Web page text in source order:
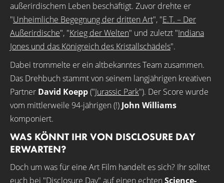
außerirdischem Leben beschäftigt. Zuvor drehte er
"Unheimliche Begegnung der dritten Art", "E.T. – Der
Außerirdische", "Krieg der Welten" und zuletzt "Indiana
Jones und das Königreich des Kristallschädels".
Dabei trommelte er ein altbekanntes Team zusammen.
Das Drehbuch stammt von seinem langjährigen kreativen
Partner David Koepp("Jurassic Park"). Der Score wurde
vom mittlerweile 94-jährigen (!) John Williams
komponiert.
WAS KÖNNT IHR VON DISCLOSURE DAY
ERWARTEN?
Doch um was für eine Art Film handelt es sich? Ihr solltet
euch bei "Disclosure Day" auf einen echten Science-